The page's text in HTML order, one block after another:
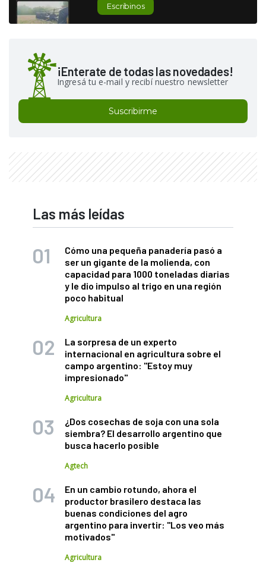
Escribinos
¡Enterate de todas las novedades!
Ingresá tu e-mail y recibí nuestro newsletter
Suscribirme
Las más leídas
Cómo una pequeña panadería pasó a
ser un gigante de la molienda, con
capacidad para 1000 toneladas diarias
y le dio impulso al trigo en una región
poco habitual
Agricultura
La sorpresa de un experto
internacional en agricultura sobre el
campo argentino: "Estoy muy
impresionado"
Agricultura
¿Dos cosechas de soja con una sola
siembra? El desarrollo argentino que
busca hacerlo posible
Agtech
En un cambio rotundo, ahora el
productor brasilero destaca las
buenas condiciones del agro
argentino para invertir: "Los veo más
motivados"
Agricultura